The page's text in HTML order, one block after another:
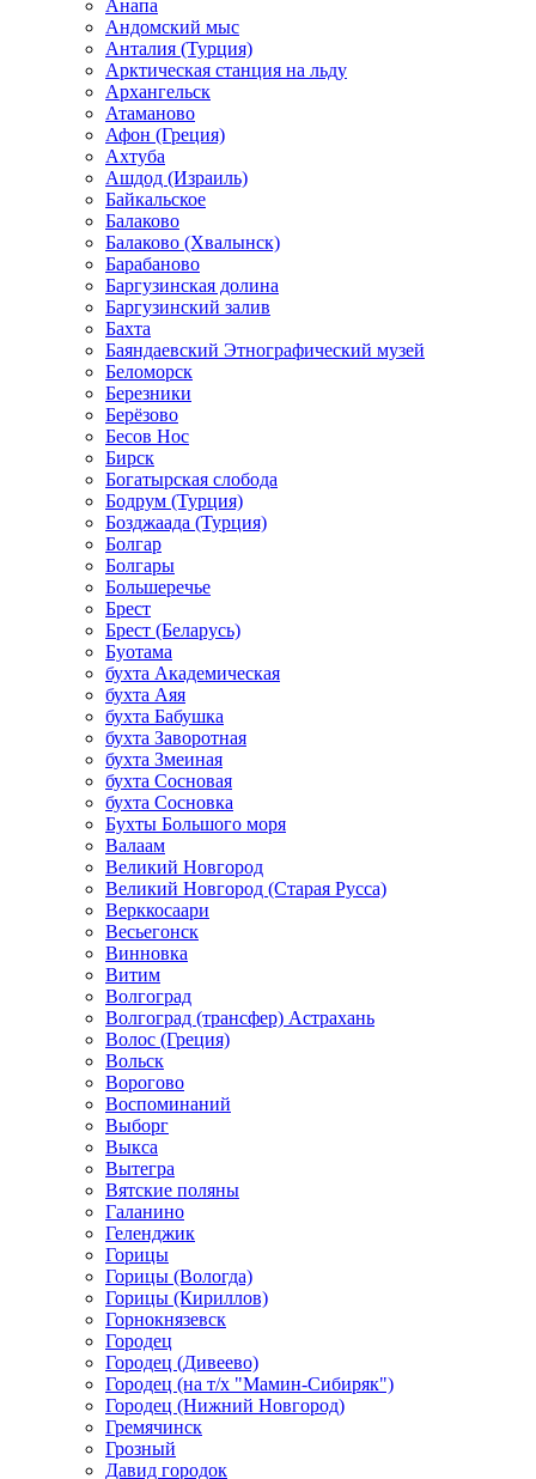
Анапа
Андомский мыс
Анталия (Турция)
Арктическая станция на льду
Архангельск
Атаманово
Афон (Греция)
Ахтуба
Ашдод (Израиль)
Байкальское
Балаково
Балаково (Хвалынск)
Барабаново
Баргузинская долина
Баргузинский залив
Бахта
Баяндаевский Этнографический музей
Беломорск
Березники
Берёзово
Бесов Нос
Бирск
Богатырская слобода
Бодрум (Турция)
Бозджаада (Турция)
Болгар
Болгары
Большеречье
Брест
Брест (Беларусь)
Буотама
бухта Академическая
бухта Аяя
бухта Бабушка
бухта Заворотная
бухта Змеиная
бухта Сосновая
бухта Сосновка
Бухты Большого моря
Валаам
Великий Новгород
Великий Новгород (Старая Русса)
Верккосаари
Весьегонск
Винновка
Витим
Волгоград
Волгоград (трансфер) Астрахань
Волос (Греция)
Вольск
Ворогово
Воспоминаний
Выборг
Выкса
Вытегра
Вятские поляны
Галанино
Геленджик
Горицы
Горицы (Вологда)
Горицы (Кириллов)
Горнокнязевск
Городец
Городец (Дивеево)
Городец (на т/х "Мамин-Сибиряк")
Городец (Нижний Новгород)
Гремячинск
Грозный
Давид городок